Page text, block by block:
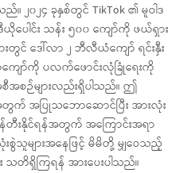
၂၀၂၄ ခုနှစ်တွင် TikTok ၏ မူဝါဒ
ေါင်း သန်း ၅၀၀ ကျော်ကို ဖယ်ရှား
းတွင် ဒေါ်လာ ၂ ဘီလီယံကျော် ရင်းနှီး
ော်ကို ပလက်ဖောင်းလုံခြုံရေးကို
စီအစဉ်များလည်းရှိပါသည်။ ဤ
အပြုသဘောဆောင်ပြီး အားလုံး
တီးနိုင်ရန်အတွက် အကြောင်းအရာ
စွဲသူများအနေဖြင့် မိမိတို့ မျှဝေသည့်
တိရှိကြရန် အားပေးပါသည်။